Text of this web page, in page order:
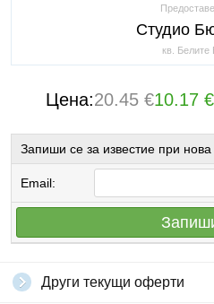
Студио
кв. Белите
Цена:20.45 €10.17 €
Запиши се за известие при
Email:
Други текущи оферти